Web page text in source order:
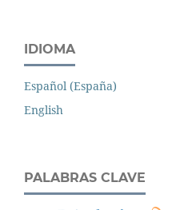
IDIOMA
Español (España)
English
PALABRAS CLAVE